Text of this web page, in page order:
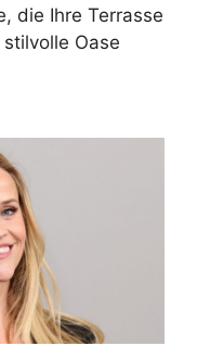
die Ihre Terrasse
Oase